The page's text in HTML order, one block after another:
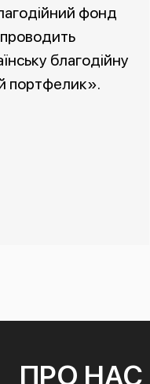
фонд
проводить
благодійну
портфелик».
ПРО НАС